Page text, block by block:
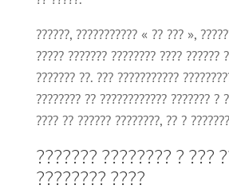
??????, ??????????? « ?? ??? »,
????? ??????? ???????? ???? ??????
??????? ??. ??? ???????????
???????? ?? ???????????? ??????? ?
???? ?? ?????? ????????, ?? ?
??????? ???????? ? ???
???????? ????